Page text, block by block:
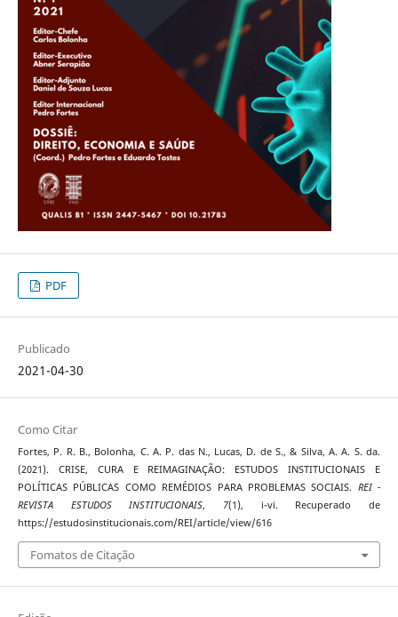
PDF
Publicado
2021-04-30
Como Citar
Fortes, P. R. B., Bolonha, C. A. P. das N., Lucas, D. de S., & Silva, A. A. S. da.
(2021). CRISE, CURA E REIMAGINAÇÃO: ESTUDOS INSTITUCIONAIS E
POLÍTICAS PÚBLICAS COMO REMÉDIOS PARA PROBLEMAS SOCIAIS. REI -
REVISTA ESTUDOS INSTITUCIONAIS, 7(1), i-vi. Recuperado de
https://estudosinstitucionais.com/REI/article/view/616
Fomatos de Citação